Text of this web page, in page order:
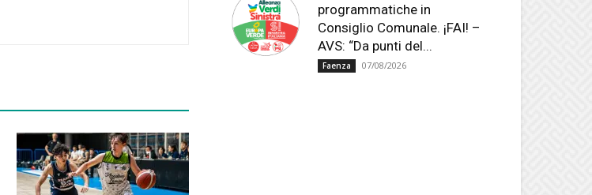
programmatiche in
Consiglio Comunale. ¡FAI! –
AVS: “Da punti del...
Faenza 07/08/2026